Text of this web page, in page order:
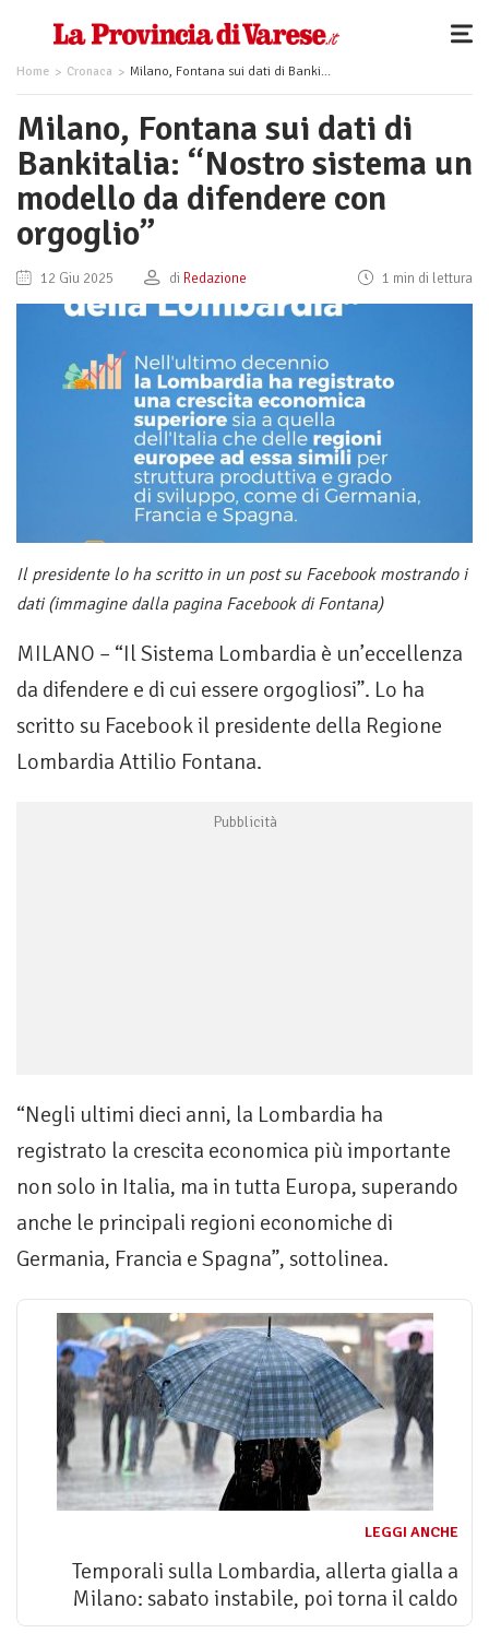
Home Cronaca Milano, Fontana sui dati di Bankitalia: “Nostro sistema un modello da difendere con orgoglio”
Milano, Fontana sui dati di
Bankitalia: “Nostro sistema un
modello da difendere con
orgoglio”
12 Giu 2025 di Redazione 1 min di lettura
Il presidente lo ha scritto in un post su Facebook mostrando i
dati (immagine dalla pagina Facebook di Fontana)
MILANO – “Il Sistema Lombardia è un’eccellenza
da difendere e di cui essere orgogliosi”. Lo ha
scritto su Facebook il presidente della Regione
Lombardia Attilio Fontana.
“Negli ultimi dieci anni, la Lombardia ha
registrato la crescita economica più importante
non solo in Italia, ma in tutta Europa, superando
anche le principali regioni economiche di
Germania, Francia e Spagna”, sottolinea.
LEGGI ANCHE
Temporali sulla Lombardia, allerta gialla a
Milano: sabato instabile, poi torna il caldo